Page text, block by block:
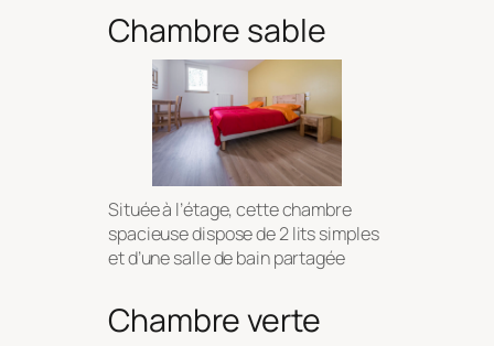
Chambre sable
Située à l’étage, cette chambre
spacieuse dispose de 2 lits simples
et d’une salle de bain partagée
Chambre verte